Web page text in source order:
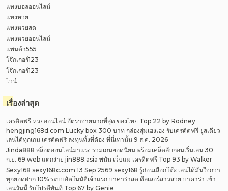
แทงบอลออนไลน์
แทงหวย
แทงหวยสด
แทงหวยออนไลน์
แพนด้า555
โจ๊กเกอร์123
โจ๊กเกอร์123
ไวน์
เรื่องล่าสุด
เครดิตฟรี หวยออนไลน์ อัตราจ่ายมากที่สุด ของไทย Top 22 by Rodney
hengjing168d.com Lucky box 300 บาท กล่องสุ่มเฮงเฮง รับเครดิตฟรี ยูสเดียว
เล่นได้ทุกเกม เครดิตฟรี ลงทุนทั้งที่ต้อง ที่นี่เท่านั้น 9 ส.ค. 2026
Jinda888 สล็อตออนไลน์มาแรง รวมเกมยอดนิยม พร้อมเคล็ดลับก่อนเริ่มเล่น 30
ก.ย. 69 web แตกง่าย jin888.asia พนัน เว็บแม่ เครดิตฟรี Top 93 by Walker
Sexy168 sexy168c.com 13 Sep 2569 sexy168 รู้ก่อนเลือกโต๊ะ เล่นได้มั่นใจกว่า
ทุกยอดฝาก 10% ระบบอัตโนมัติเจ้าแรก บาคาร่าสด ดีลเลอร์สาวสวย บาคาร่า เข้า
เล่นวันนี้ รับโปรดีทันที Top 67 by Genie